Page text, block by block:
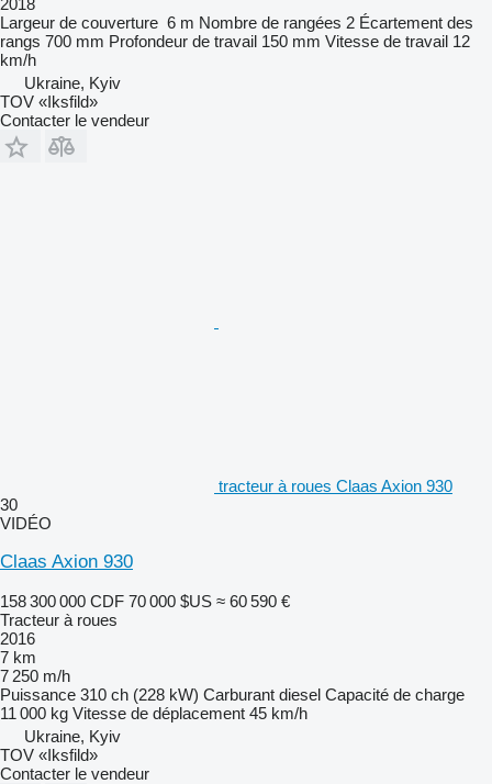
2018
Largeur de couverture 6 m Nombre de rangées 2 Écartement des
rangs 700 mm Profondeur de travail 150 mm Vitesse de travail 12
km/h
Ukraine, Kyiv
TOV «Iksfild»
Contacter le vendeur
tracteur à roues Claas Axion 930
30
VIDÉO
Claas Axion 930
158 300 000 CDF 70 000 $US ≈ 60 590 €
Tracteur à roues
2016
7 km
7 250 m/h
Puissance 310 ch (228 kW) Carburant diesel Capacité de charge
11 000 kg Vitesse de déplacement 45 km/h
Ukraine, Kyiv
TOV «Iksfild»
Contacter le vendeur